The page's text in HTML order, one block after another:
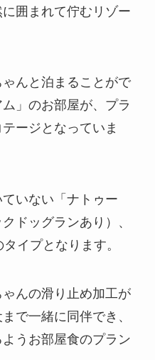
囲まれて佇むリゾー
んと泊まることがで
」のお部屋が、プラ
ージとなっていま
いない「ナトゥー
ドッグランあり）、
イプとなります。
んの滑り止め加工が
で一緒に同伴でき、
うお部屋食のプラン